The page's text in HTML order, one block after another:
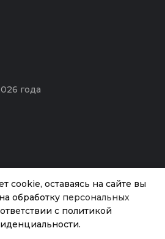
года
от бытовых
cookie, оставаясь на сайте вы
обработку персональных
с политикой
645.00₽
Нет в